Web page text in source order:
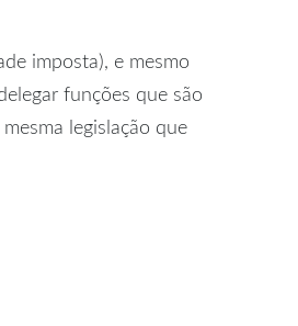
imposta), e mesmo
funções que são
legislação que